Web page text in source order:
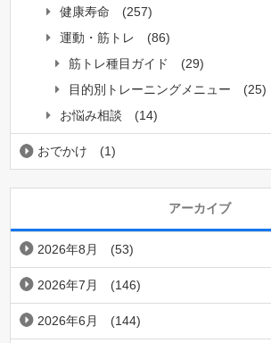
健康寿命
(257)
運動・筋トレ
(86)
筋トレ種目ガイド
(29)
目的別トレーニングメニュー
(25)
お悩み相談
(14)
おでかけ (1)
アーカイブ
2026年8月 (53)
2026年7月 (146)
2026年6月 (144)